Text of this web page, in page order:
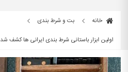
خانه
بت و شرط بندی
اولین ابزار باستانی شرط بندی ایرانی ها کشف شد